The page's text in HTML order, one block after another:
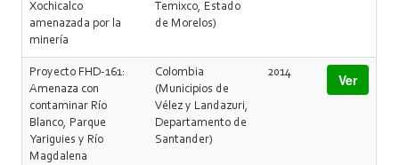
Xochicalco
amenazada por la
minería
Temixco, Estado
de Morelos)
Proyecto FHD-161:
Amenaza con
contaminar Río
Blanco, Parque
Yariguies y Río
Magdalena
Colombia
(Municipios de
Vélez y Landazuri,
Departamento de
Santander)
2014 Ver